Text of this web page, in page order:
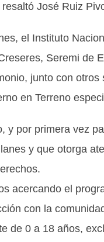
José Ruiz
el Instituto
Seremi de
junto con
en Terreno
y por primera vez
y que otorga
acercando el
con la
de 0 a 18 años,